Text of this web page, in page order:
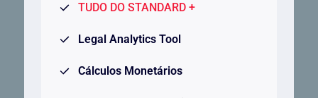
TUDO DO STANDARD +
Legal Analytics Tool
Cálculos Monetários